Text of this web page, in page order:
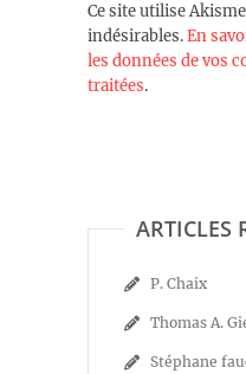
Ce site utilise
indésirables.En
les données de vos
traitées.
ARTICLES
P. Chaix
Thomas A.
Stéphane